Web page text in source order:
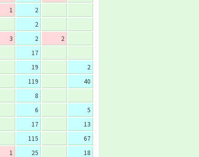
1
2
2
3 2
2
17
19
2
119
40
8
6
5
17
13
115
67
1 25
18